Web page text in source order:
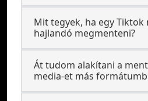
Mit tegyek, ha egy Tiktok
hajlandó megmenteni?
Át tudom alakítani a
media-et más